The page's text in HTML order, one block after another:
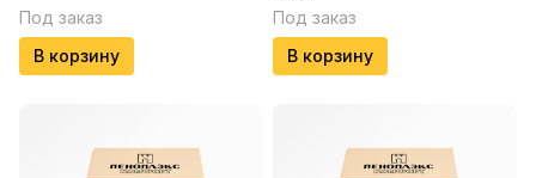
Под заказ
В корзину
Под заказ
В корзину